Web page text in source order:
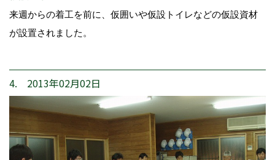
来週からの着工を前に、仮囲いや仮設トイレなどの仮設資材
が設置されました。
4. 2013年02月02日